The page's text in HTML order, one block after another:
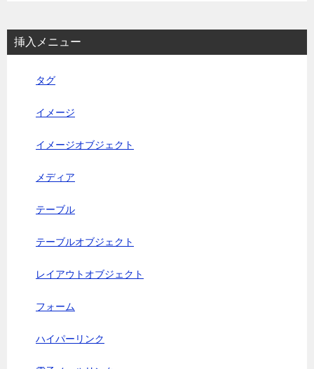
挿入メニュー
タグ
イメージ
イメージオブジェクト
メディア
テーブル
テーブルオブジェクト
レイアウトオブジェクト
フォーム
ハイパーリンク